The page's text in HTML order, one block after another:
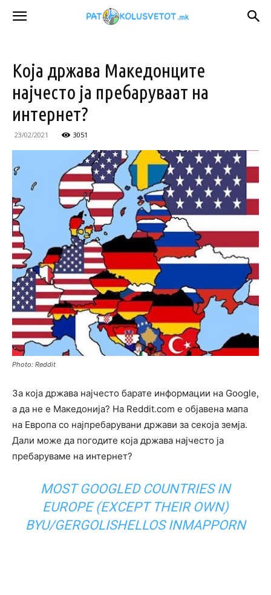
Која држава Македонците
најчесто ја пребаруваат на
интернет?
23/02/2021 3051
Photo: Reddit
За која држава најчесто барате информации на Google,
а да не е Македонија? На Reddit.com е објавена мапа
на Европа со најпребарувани држави за секоја земја.
Дали може да погодите која држава најчесто ја
пребаруваме на интернет?
MOST GOOGLED COUNTRIES IN
EUROPE (EXCEPT THEIR OWN)
BYU/GERGOLISHELLOSINMAPPORN